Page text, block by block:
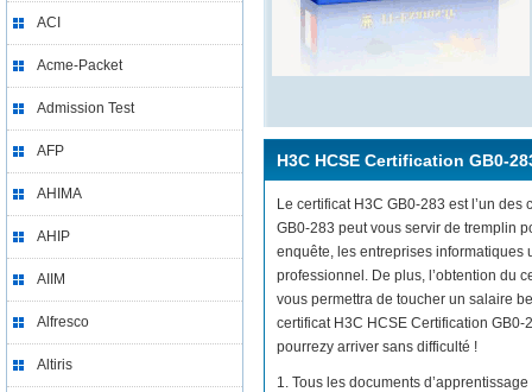
ACI
Acme-Packet
Admission Test
AFP
AHIMA
AHIP
AIIM
Alfresco
Altiris
H3C HCSE Certification GB0-
Le certificat H3C GB0-283 est l’un
GB0-283 peut vous servir de tremplin
enquête, les entreprises informatiques
professionnel. De plus, l’obtention du
vous permettra de toucher un salaire
certificat H3C HCSE Certification
pourrezy arriver sans difficulté !
1. Tous les documents